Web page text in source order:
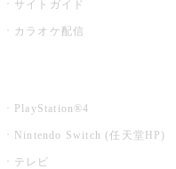
サイトガイド
カラオケ配信
PlayStation®4
Nintendo Switch (任天堂HP)
テレビ